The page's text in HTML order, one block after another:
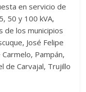
en servicio de
50 y 100 kVA,
de los municipios
José Felipe
Pampán,
de Carvajal, Trujillo